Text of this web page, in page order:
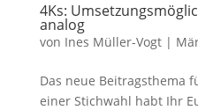
4Ks:
analog
von Ines Müller-Vogt|
Das neue Beitragsthema
einer Stichwahl habt Ihr